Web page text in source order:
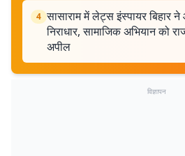
4 सासाराम में लेट्स इंस्पायर बिहार ने
निराधार, सामाजिक अभियान को
अपील
विज्ञापन